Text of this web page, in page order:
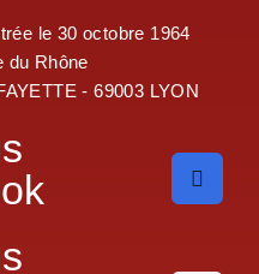
le 30 octobre 1964
du Rhône
- 69003 LYON